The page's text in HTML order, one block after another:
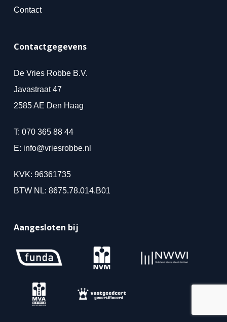
Contact
Contactgegevens
De Vries Robbe B.V.
Javastraat 47
2585 AE Den Haag
T: 070 365 88 44
E: info@vriesrobbe.nl
KVK: 96361735
BTW NL: 8675.78.014.B01
Aangesloten bij